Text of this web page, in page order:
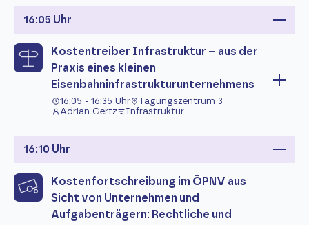
16:05 Uhr
Kostentreiber Infrastruktur – aus der
Praxis eines kleinen
Eisenbahninfrastrukturunternehmens
16:05 - 16:35 Uhr
Tagungszentrum 3
Adrian Gertz
Infrastruktur
16:10 Uhr
Kostenfortschreibung im ÖPNV aus
Sicht von Unternehmen und
Aufgabenträgern: Rechtliche und